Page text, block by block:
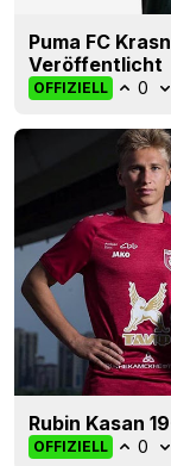
Puma FC
Veröffentlicht
OFFIZIELL 0
Rubin Kasan
OFFIZIELL 0